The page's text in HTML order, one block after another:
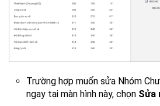
Trường hợp muốn sửa Nhóm
ngay tại màn hình này, chọn Sửa